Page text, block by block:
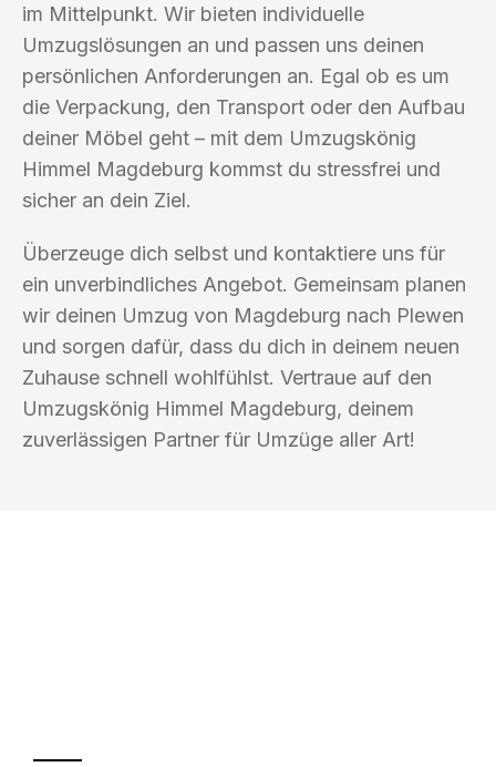
im Mittelpunkt. Wir bieten individuelle
Umzugslösungen an und passen uns deinen
persönlichen Anforderungen an. Egal ob es um
die Verpackung, den Transport oder den Aufbau
deiner Möbel geht – mit dem Umzugskönig
Himmel Magdeburg kommst du stressfrei und
sicher an dein Ziel.
Überzeuge dich selbst und kontaktiere uns für
ein unverbindliches Angebot. Gemeinsam planen
wir deinen Umzug von Magdeburg nach Plewen
und sorgen dafür, dass du dich in deinem neuen
Zuhause schnell wohlfühlst. Vertraue auf den
Umzugskönig Himmel Magdeburg, deinem
zuverlässigen Partner für Umzüge aller Art!